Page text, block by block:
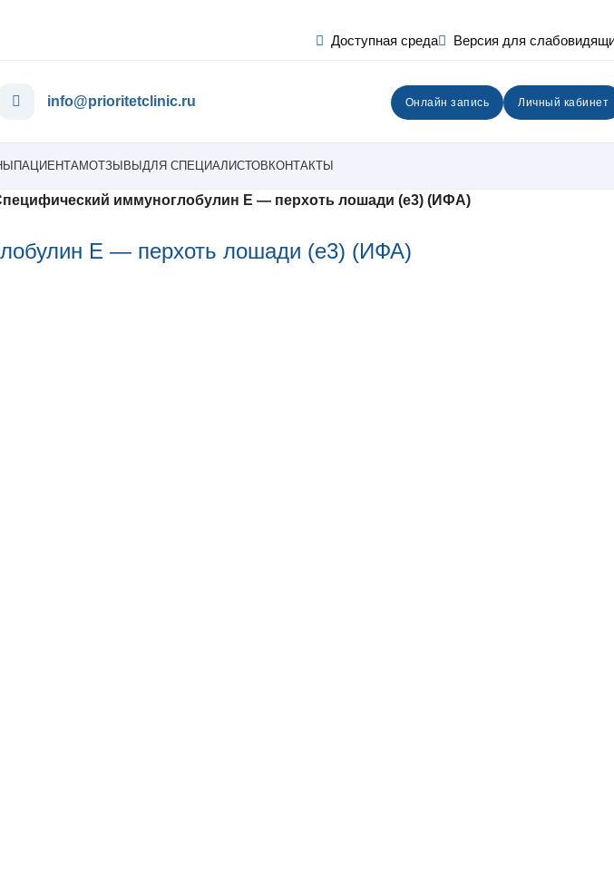
Доступная среда Версия для
info@prioritetclinic.ru Онлайн запись Личный кабинет
ПАЦИЕНТАМОТЗЫВЫ ДЛЯ СПЕЦИАЛИСТОВ КОНТАКТЫ
иммуноглобулин Е — перхоть лошади (е3) (ИФА)
Е — перхоть лошади (е3) (ИФА)